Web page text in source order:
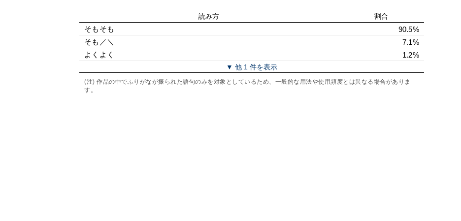
読み方 割合
そもそも
90.5%
そも／＼
7.1%
よくよく
1.2%
▼ 他 1 件を表示
(注) 作品の中でふりがなが振られた語句のみを対象としているため、一般的な用法や使用頻度とは異なる場合がありま
す。